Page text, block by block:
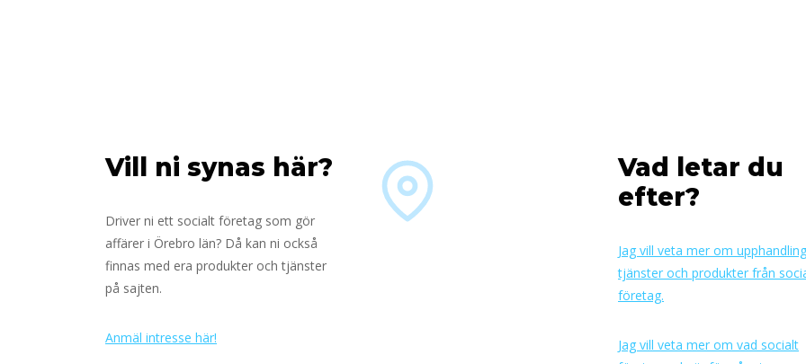
Vill ni synas här?
Driver ni ett socialt företag som gör
affärer i Örebro län? Då kan ni också
finnas med era produkter och tjänster
på sajten.
Anmäl intresse här!
Vad letar du
efter?
Jag vill veta mer om
tjänster och produkter från
företag.
Jag vill veta mer om vad socialt